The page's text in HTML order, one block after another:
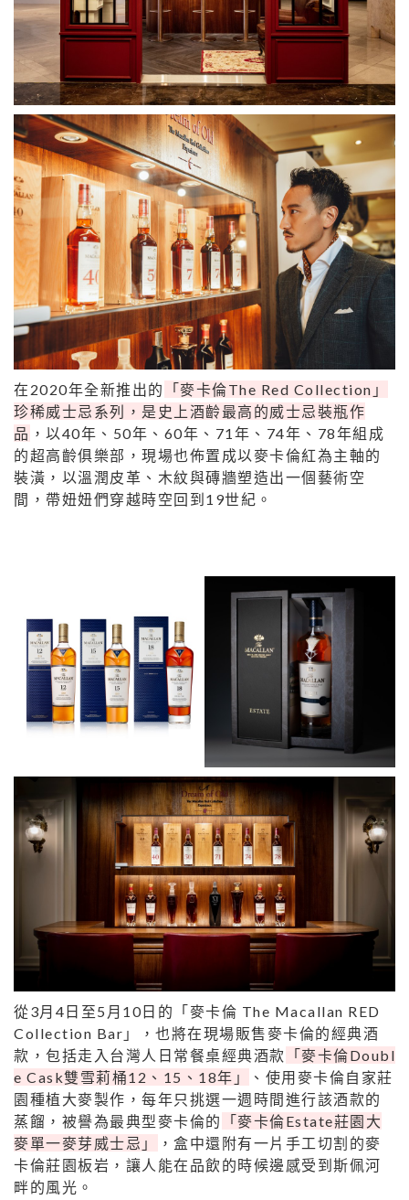
在2020年全新推出的
「麥卡倫The Red Collection」
珍稀威士忌系列，是史上酒齡最高的威士忌裝瓶作
品 ，以40年、50年、60年、71年、74年、78年組成
的超高齡俱樂部，現場也佈置成以麥卡倫紅為主軸的
裝潢，以溫潤皮革、木紋與磚牆塑造出一個藝術空
間，帶妞妞們穿越時空回到19世紀。
從3月4日至5月10日的「麥卡倫 The Macallan RED
Collection Bar」，也將在現場販售麥卡倫的經典酒
款，包括走入台灣人日常餐桌經典酒款 「麥卡倫Doubl
e Cask雙雪莉桶12、15、18年」
、使用麥卡倫自家莊
園種植大麥製作，每年只挑選一週時間進行該酒款的
蒸餾，被譽為最典型麥卡倫的
「麥卡倫Estate莊園大
麥單一麥芽威士忌」
，盒中還附有一片手工切割的麥
卡倫莊園板岩，讓人能在品飲的時候邊感受到斯佩河
畔的風光。